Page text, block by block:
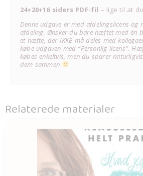
24+20+16 siders PDF-fil – lige til at
Denne udgave er med afdelingslicens og
afdeling. Ønsker du bare hæftet med én
et hæfte, der IKKE må deles med
købe udgaven med “Personlig licens”.
købes enkeltvis, men du sparer
dem sammen
Relaterede materialer